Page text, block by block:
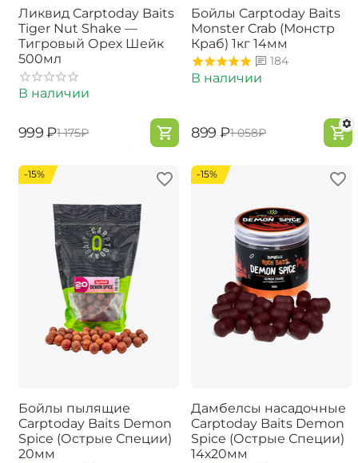
Ликвид Carptoday Baits
Tiger Nut Shake —
Тигровый Орех Шейк
500мл
В наличии
‍999‍ ₽‍1 175‍₽
Бойлы Carptoday Baits
Monster Crab (Монстр
Краб) 1кг 14мм
184
В наличии
‍899‍ ₽‍1 058‍₽
-15%
Бойлы пылящие
Carptoday Baits Demon
Spice (Острые Специи)
20мм
-15%
Дамбелсы насадочные
Carptoday Baits Demon
Spice (Острые Специи)
14х20мм